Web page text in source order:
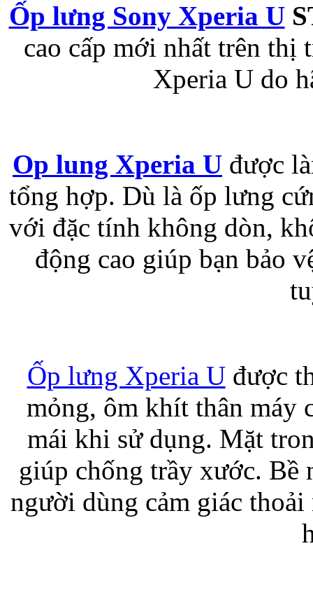
Ốp lưng Sony
Bao da Samsung
Bao da iPhone 5
Ốp lưng Sony Xperia U
cao cấp mới nhất trên thị
Xperia U do
Op lung Xperia U được
tổng hợp. Dù là ốp lưng
với đặc tính không dòn,
động cao giúp bạn bảo
Ốp lưng Xperia Uđược
mỏng, ôm khít thân máy
mái khi sử dụng. Mặt
giúp chống trầy xước. Bề
người dùng cảm giác